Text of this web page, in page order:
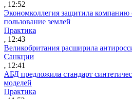
, 12:52
Экономколлегия защитила компанию
пользование землей
Практика
, 12:43
Великобритания расширила
Санкции
, 12:41
АБД предложила стандарт
моделей
Практика